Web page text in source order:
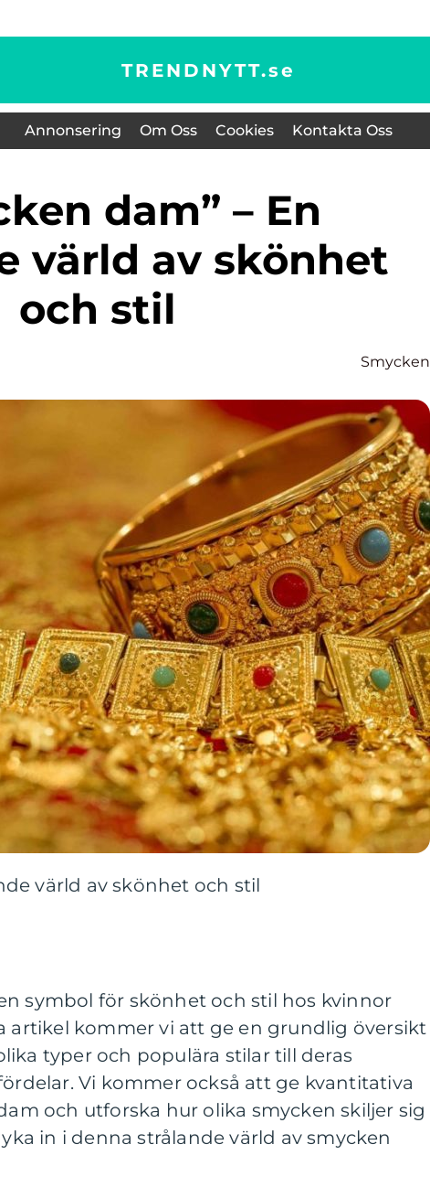
TRENDNYTT.se
Annonsering Om Oss Cookies Kontakta Oss
värld av skönhet
och stil
Smycken
värld av skönhet och stil
symbol för skönhet och stil hos kvinnor
artikel kommer vi att ge en grundlig översikt
typer och populära stilar till deras
Vi kommer också att ge kvantitativa
och utforska hur olika smycken skiljer sig
in i denna strålande värld av smycken